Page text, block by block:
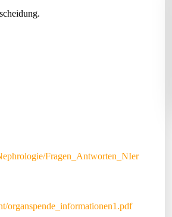
Fragen_Antworten_NIer
organspende_informationen1.pdf